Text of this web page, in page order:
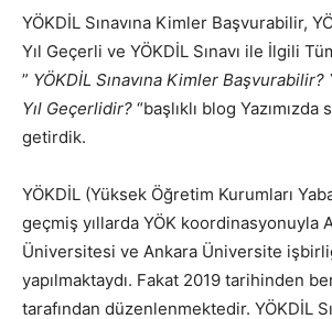
YÖKDİL Sınavına Kimler Başvurabilir,
Yıl Geçerli ve YÖKDİL Sınavı ile İlgili
” YÖKDİL Sınavına Kimler Başvurabilir?
Yıl Geçerlidir? “başlıklı blog
getirdik.
YÖKDİL (Yüksek Öğretim Kurumları
geçmiş yıllarda YÖK koordinasyonuyla
Üniversitesi ve Ankara Üniversite
yapılmaktaydı. Fakat 2019 tarihinden
tarafından düzenlenmektedir. YÖKDİL